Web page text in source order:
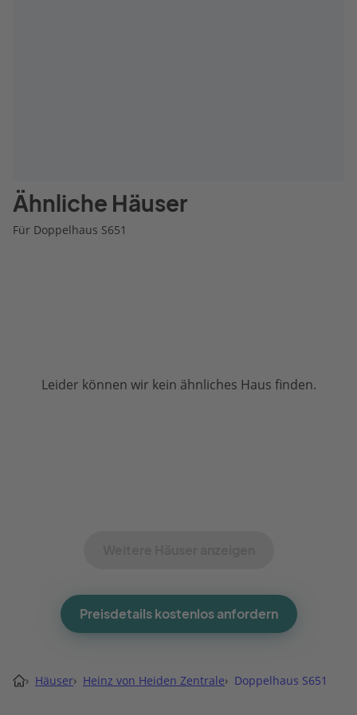
Ähnliche Häuser
Für Doppelhaus S651
Leider können wir kein ähnliches Haus finden.
Preisdetails kostenlos anfordern
› Häuser› Heinz von Heiden Zentrale› Doppelhaus S651